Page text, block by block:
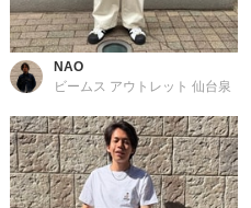
NAO
ビームス アウトレット 仙台泉